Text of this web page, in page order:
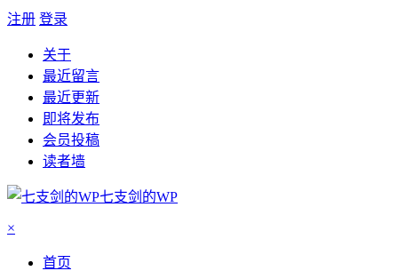
注册 登录
关于
最近留言
最近更新
即将发布
会员投稿
读者墙
七支剑的WP
×
首页